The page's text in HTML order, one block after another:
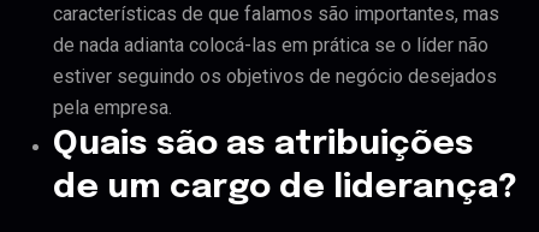
características de que falamos são importantes, mas
de nada adianta colocá-las em prática se o líder não
estiver seguindo os objetivos de negócio desejados
pela empresa.
Quais são as atribuições
de um cargo de liderança?